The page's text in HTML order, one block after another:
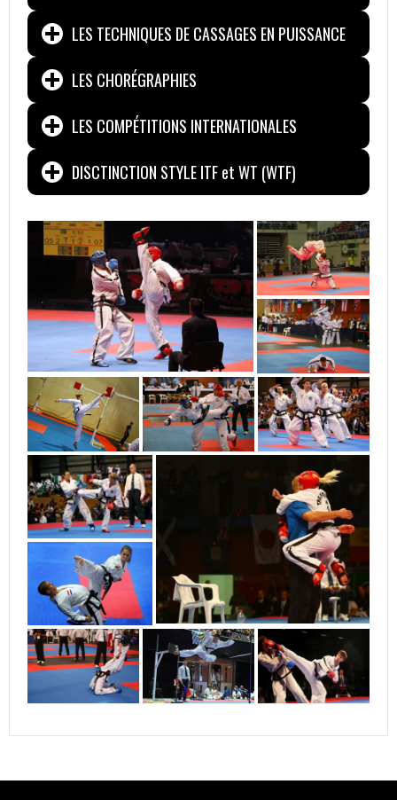
LES TECHNIQUES DE CASSAGES EN PUISSANCE
LES CHORÉGRAPHIES
LES COMPÉTITIONS INTERNATIONALES
DISCTINCTION STYLE ITF et WT (WTF)